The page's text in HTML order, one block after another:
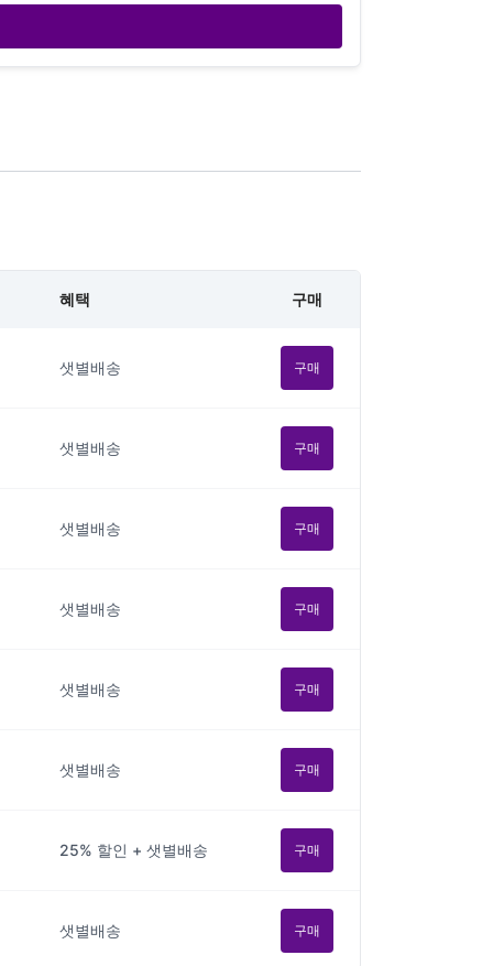
혜택 구매
샛별배송 구매
샛별배송 구매
샛별배송 구매
샛별배송 구매
샛별배송 구매
샛별배송 구매
25% 할인 + 샛별배송 구매
샛별배송 구매